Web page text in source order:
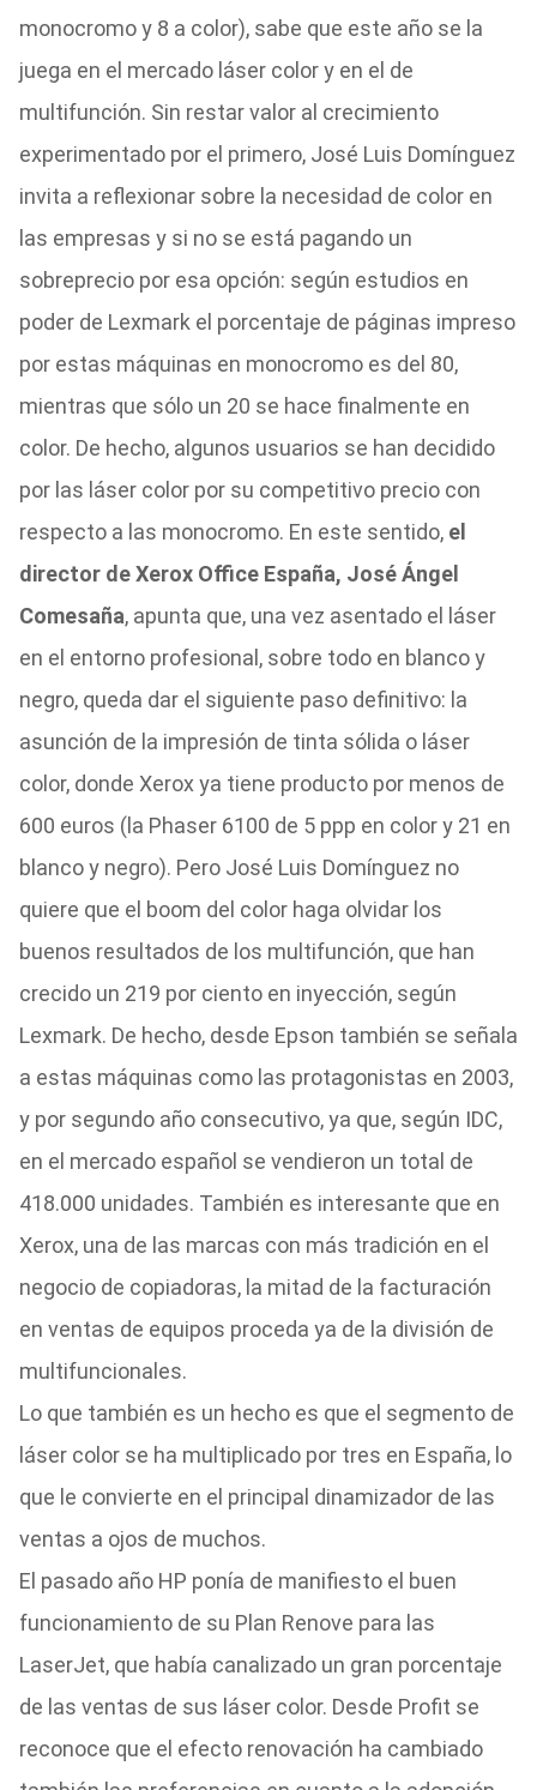
monocromo y 8 a color), sabe que este año se la
juega en el mercado láser color y en el de
multifunción. Sin restar valor al crecimiento
experimentado por el primero, José Luis Domínguez
invita a reflexionar sobre la necesidad de color en
las empresas y si no se está pagando un
sobreprecio por esa opción: según estudios en
poder de Lexmark el porcentaje de páginas impreso
por estas máquinas en monocromo es del 80,
mientras que sólo un 20 se hace finalmente en
color. De hecho, algunos usuarios se han decidido
por las láser color por su competitivo precio con
respecto a las monocromo. En este sentido, el
director de Xerox Office España, José Ángel
Comesaña, apunta que, una vez asentado el láser
en el entorno profesional, sobre todo en blanco y
negro, queda dar el siguiente paso definitivo: la
asunción de la impresión de tinta sólida o láser
color, donde Xerox ya tiene producto por menos de
600 euros (la Phaser 6100 de 5 ppp en color y 21 en
blanco y negro). Pero José Luis Domínguez no
quiere que el boom del color haga olvidar los
buenos resultados de los multifunción, que han
crecido un 219 por ciento en inyección, según
Lexmark. De hecho, desde Epson también se señala
a estas máquinas como las protagonistas en 2003,
y por segundo año consecutivo, ya que, según IDC,
en el mercado español se vendieron un total de
418.000 unidades. También es interesante que en
Xerox, una de las marcas con más tradición en el
negocio de copiadoras, la mitad de la facturación
en ventas de equipos proceda ya de la división de
multifuncionales.
Lo que también es un hecho es que el segmento de
láser color se ha multiplicado por tres en España, lo
que le convierte en el principal dinamizador de las
ventas a ojos de muchos.
El pasado año HP ponía de manifiesto el buen
funcionamiento de su Plan Renove para las
LaserJet, que había canalizado un gran porcentaje
de las ventas de sus láser color. Desde Profit se
reconoce que el efecto renovación ha cambiado